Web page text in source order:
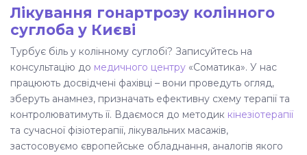
Лікування гонартрозу колінного
суглоба у Києві
Турбує біль у колінному суглобі? Записуйтесь на
консультацію до медичного центру «Соматика». У нас
працюють досвідчені фахівці – вони проведуть огляд,
зберуть анамнез, призначать ефективну схему терапії та
контролюватимуть її. Вдаємося до методик кінезіотерапії
та сучасної фізіотерапії, лікувальних масажів,
застосовуємо європейське обладнання, аналогів якого